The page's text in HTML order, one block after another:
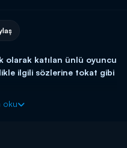
olarak katılan ünlü oyuncu
ilgili sözlerine tokat gibi
magazin ve eğlence
oku